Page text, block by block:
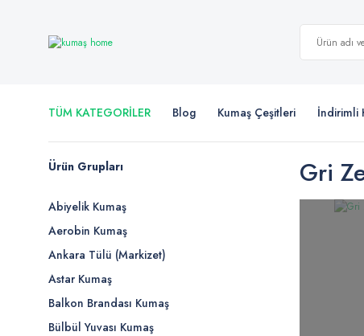
TÜM KATEGORİLER Blog Kumaş Çeşitleri İndirimli
Ürün Grupları
Abiyelik Kumaş
Aerobin Kumaş
Ankara Tülü (Markizet)
Astar Kumaş
Balkon Brandası Kumaş
Bülbül Yuvası Kumaş
Gri